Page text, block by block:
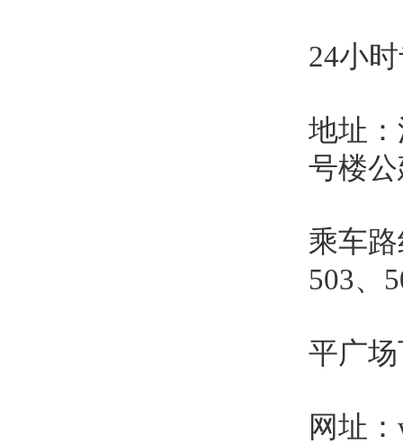
24小
地址
号楼
乘车
503、
平广
网址